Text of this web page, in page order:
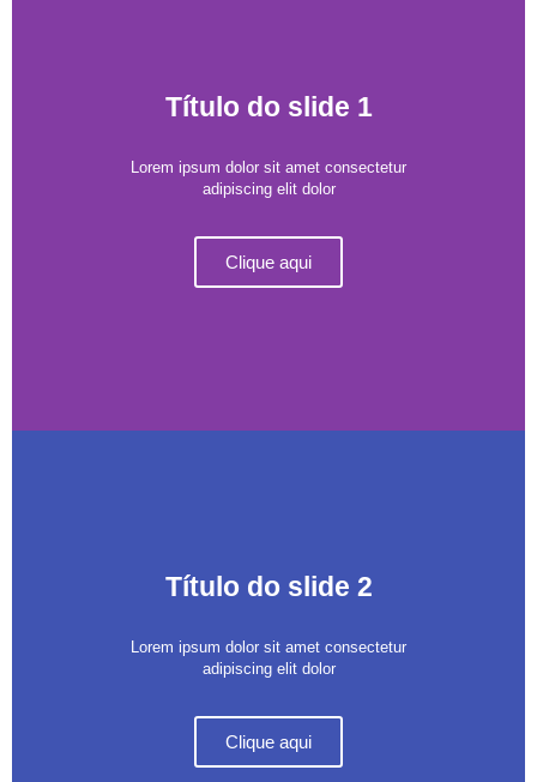
Título do slide 1
Lorem ipsum dolor sit amet consectetur
adipiscing elit dolor
Clique aqui
Título do slide 2
Lorem ipsum dolor sit amet consectetur
adipiscing elit dolor
Clique aqui